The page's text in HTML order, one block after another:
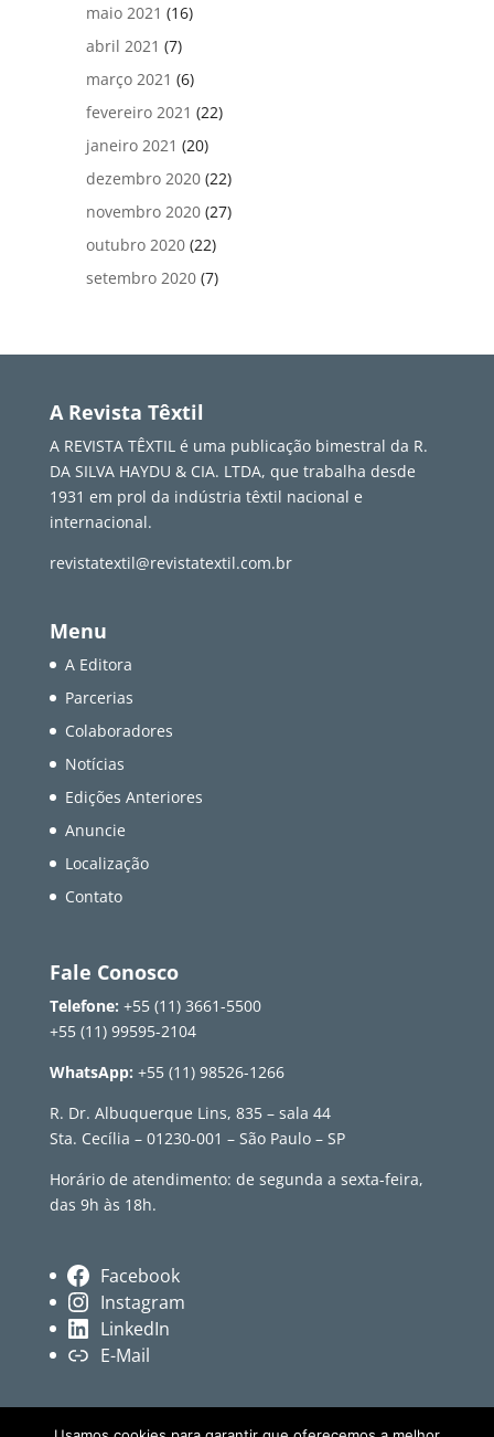
maio 2021 (16)
abril 2021 (7)
março 2021 (6)
fevereiro 2021 (22)
janeiro 2021 (20)
dezembro 2020 (22)
novembro 2020 (27)
outubro 2020 (22)
setembro 2020 (7)
A Revista Têxtil
A REVISTA TÊXTIL é uma publicação bimestral da R.
DA SILVA HAYDU & CIA. LTDA, que trabalha desde
1931 em prol da indústria têxtil nacional e
internacional.
revistatextil@revistatextil.com.br
Menu
A Editora
Parcerias
Colaboradores
Notícias
Edições Anteriores
Anuncie
Localização
Contato
Fale Conosco
Telefone: +55 (11) 3661-5500
+55 (11) 99595-2104
WhatsApp: +55 (11) 98526-1266
R. Dr. Albuquerque Lins, 835 – sala 44
Sta. Cecília – 01230-001 – São Paulo – SP
Horário de atendimento: de segunda a sexta-feira,
das 9h às 18h.
Facebook
Instagram
LinkedIn
E-Mail